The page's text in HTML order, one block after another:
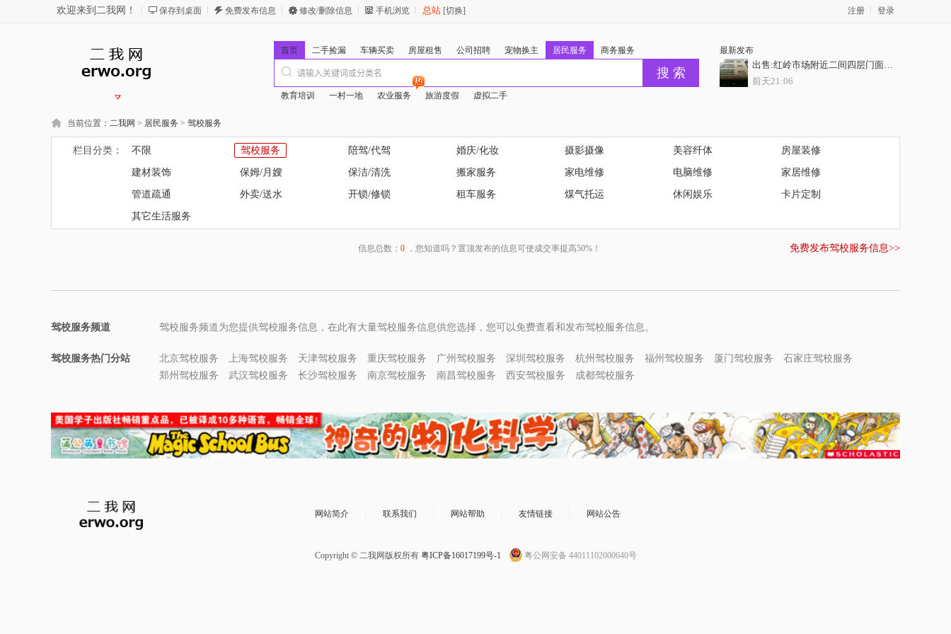
欢迎来到二我网！ 保存到桌面 免费发布信息 修改/删除信息 手机浏览 总站 [切换] 登录
注册
最新发布
出售:红岭市场附近二间四层门面房，门前10米巷，证齐全
前天21:06
前天21:06
客村地铁扣一室一厅
前天21:06
首页 二手捡漏 车辆买卖 房屋租售 公司招聘 宠物换主 居民服务 商务服务
教育培训 一村一地 农业服务 旅游度假 虚拟二手
当前位置： 二我网 > 居民服务 > 驾校服务
栏目分类： 不限 驾校服务 陪驾/代驾 婚庆/化妆 摄影摄像 美容纤体 房屋装修
建材装饰 保姆/月嫂 保洁/清洗 搬家服务 家电维修 电脑维修 家居维修
管道疏通 外卖/送水 开锁/修锁 租车服务 煤气托运 休闲娱乐 卡片定制
其它生活服务
信息总数： 0，您知道吗？置顶发布的信息可使成交率提高50%！ 免费发布驾校服务信息>>
驾校服务频道 驾校服务频道为您提供驾校服务信息，在此有大量驾校服务信息供您选择，您可以免费查看和发布驾校服务信息。
驾校服务热门分站 北京驾校服务 上海驾校服务 天津驾校服务 重庆驾校服务 广州驾校服务 深圳驾校服务 杭州驾校服务 福州驾校服务 厦门驾校服务
石家庄驾校服务
郑州驾校服务
武汉驾校服务 长沙驾校服务 南京驾校服务 南昌驾校服务 西安驾校服务 成都驾校服务
网站简介 联系我们 网站帮助 友情链接 网站公告
Copyright © 二我网版权所有 粤ICP备16017199号-1 粤公网安备 44011102000640号